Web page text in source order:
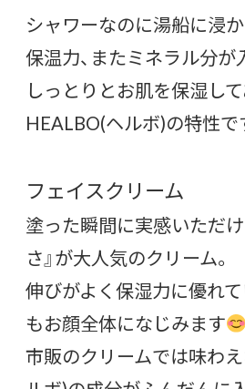
シャワーなのに湯船に浸
保温力、またミネラル分
しっとりとお肌を保湿し
HEALBO(ヘルボ)の特性で
フェイスクリーム
塗った瞬間に実感いただ
さ』が大人気のクリーム。
伸びがよく保湿力に優れ
もお顔全体になじみます
市販のクリームでは味わ